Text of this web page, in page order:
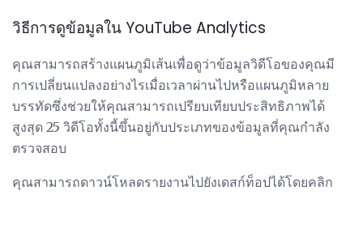
วิธีการดูข้อมูลใน YouTube Analytics
คุณสามารถสร้างแผนภูมิเส้นเพื่อดูว่าข้อมูลวิดีโอของคุณมี
การเปลี่ยนแปลงอย่างไรเมื่อเวลาผ่านไปหรือแผนภูมิหลาย
บรรทัดซึ่งช่วยให้คุณสามารถเปรียบเทียบประสิทธิภาพได้
สูงสุด 25 วิดีโอทั้งนี้ขึ้นอยู่กับประเภทของข้อมูลที่คุณกำลัง
ตรวจสอบ
คุณสามารถดาวน์โหลดรายงานไปยังเดสก์ท็อปได้โดยคลิก